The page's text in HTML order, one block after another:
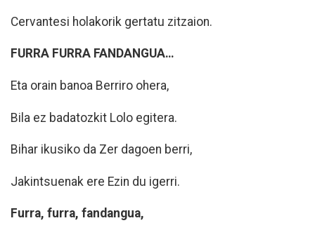
Cervantesi holakorik gertatu zitzaion.
FURRA FURRA FANDANGUA…
Eta orain banoa Berriro ohera,
Bila ez badatozkit Lolo egitera.
Bihar ikusiko da Zer dagoen berri,
Jakintsuenak ere Ezin du igerri.
Furra, furra, fandangua,